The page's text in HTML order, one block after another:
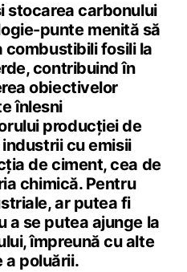
stocarea carbonului
punte menită să
combustibili fosili la
contribuind în
obiectivelor
înlesni
producției de
cu emisii
de ciment, cea de
chimică. Pentru
ar putea fi
a se putea ajunge la
împreună cu alte
a poluării.